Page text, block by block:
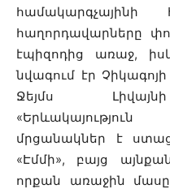
հաղորդավարները
էպիզոդից առաջ,
նվագում էր
Ջեյմս
մրցանակներ է
«Էմմի», բայց
որքան առաջին